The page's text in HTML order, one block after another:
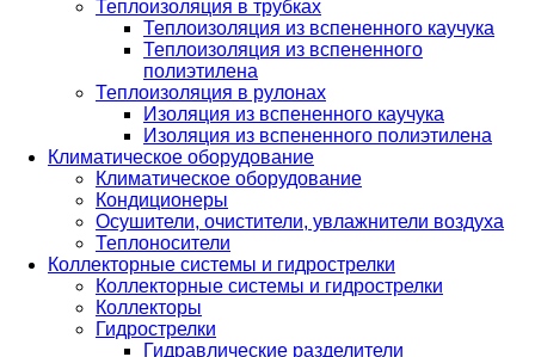
Теплоизоляция в трубках
Теплоизоляция из вспененного каучука
Теплоизоляция из вспененного
полиэтилена
Теплоизоляция в рулонах
Изоляция из вспененного каучука
Изоляция из вспененного полиэтилена
Климатическое оборудование
Климатическое оборудование
Кондиционеры
Осушители, очистители, увлажнители воздуха
Теплоносители
Коллекторные системы и гидрострелки
Коллекторные системы и гидрострелки
Коллекторы
Гидрострелки
Гидравлические разделители